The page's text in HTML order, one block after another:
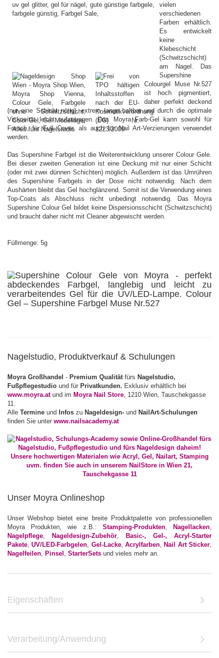
vielen
verschiedenen
Farben erhältlich.
Es entwickelt
keine
Klebeschicht
(Schwitzschicht)
am Nagel. Das
Supershine
Colourgel Muse Nr.527
ist hoch pigmentiert,
daher perfekt deckend
(nur eine Schicht nötig), extrem lange haltbar und durch die optimale
Viskosität leicht aufzutragen. Das Moyra Farb-Gel kann sowohl für
French, für Full Cover, als auch für Nail Art-Verzierungen verwendet
werden.
Das Supershine Farbgel ist die Weiterentwicklung unserer Colour Gele.
Bei dieser zweiten Generation ist eine Deckung mit nur einer Schicht
(oder mit zwei dünnen Schichten) möglich. Außerdem ist das Umrühren
des Supershine Farbgels in der Dose nicht notwendig. Nach dem
Aushärten bleibt das Gel hochglänzend. Somit ist die Verwendung eines
Top-Coats als Abschluss nicht unbedingt notwendig. Das Moyra
Supershine Colour Gel bildet keine Dispersionsschicht (Schwitzschicht)
und braucht daher nicht mit Cleaner abgewischt werden.
Füllmenge: 5g
Nagelstudio, Produktverkauf & Schulungen
Moyra Großhandel - Premium Qualität fürs Nagelstudio,
Fußpflegestudio und für Privatkunden. Exklusiv erhältlich bei
www.moyra.atund im Moyra Nail Store , 1210 Wien, Tauschekgasse
11.
Alle Termine und Infos zu Nageldesign- und NailArt-Schulungen
finden Sie unter www.nailsacademy.at
Unser Moyra Onlineshop
Unser Webshop bietet eine breite Produktpalette von professionellen
Moyra Produkten, wie z.B.: Stamping-Produkten, Nagellacken
Nagelpflege
Nageldesign-Zubehör
Basic-, Gel-, Acryl-Starter
Pakete ,UV/LED-Farbgelen Gel-Lacke,Acrylfarben ,Nail Art Sticker
Nagelfeilen Pinsel StarterSets und vieles mehr an.
Eigenschaften
Verarbeitung/Anwendung